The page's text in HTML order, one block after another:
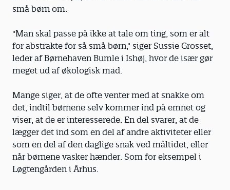
små børn om.
"Man skal passe på ikke at tale om ting, som er alt
for abstrakte for så små børn," siger Sussie Grosset,
leder af Børnehaven Bumle i Ishøj, hvor de især gør
meget ud af økologisk mad.
Mange siger, at de ofte venter med at snakke om
det, indtil børnene selv kommer ind på emnet og
viser, at de er interesserede. En del svarer, at de
lægger det ind som en del af andre aktiviteter eller
som en del af den daglige snak ved måltidet, eller
når børnene vasker hænder. Som for eksempel i
Løgtengården i Århus.